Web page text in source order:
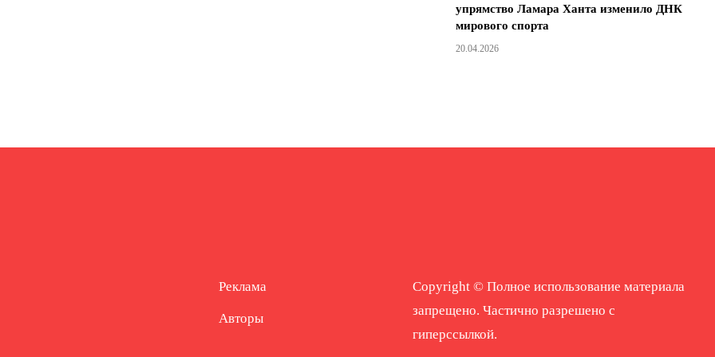
упрямство Ламара Ханта изменило ДНК
мирового спорта
20.04.2026
Реклама
Авторы
Copyright © Полное использование материала
запрещено. Частично разрешено с
гиперссылкой.